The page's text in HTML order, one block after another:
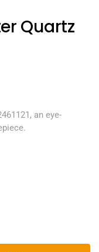
Quartz
an eye-